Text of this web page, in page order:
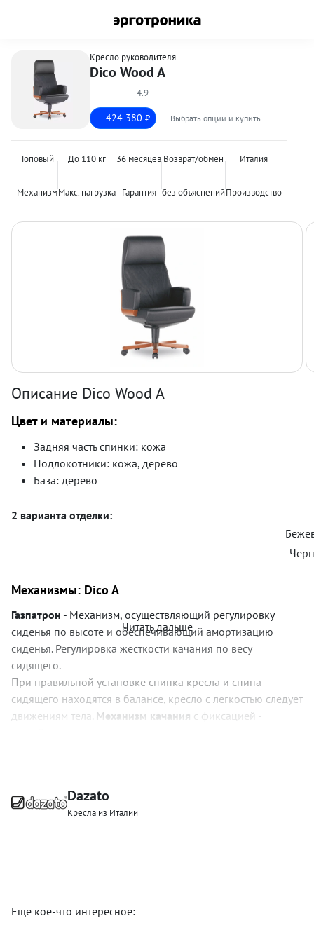
Кресло руководителя
Dico Wood A
4.9
424 380 ₽ Выбрать опции и купить
Топовый
Механизм
До 110 кг
Макс. нагрузка
36 месяцев
Гарантия
Возврат/обмен
без объяснений
Италия
Производство
Описание Dico Wood A
Цвет и материалы:
Задняя часть спинки: кожа
Подлокотники: кожа, дерево
База: дерево
2 варианта отделки:
Механизмы: Dico A
Газпатрон - Механизм, осуществляющий регулировку
сиденья по высоте и обеспечивающий амортизацию
сиденья. Регулировка жесткости качания по весу
сидящего.
При правильной установке спинка кресла и спина
сидящего находятся в балансе, кресло с легкостью следует
движениям тела. Механизм качания с фиксацией -
Читать дальше
Dazato
Кресла из Италии
Ещё кое-что интересное: